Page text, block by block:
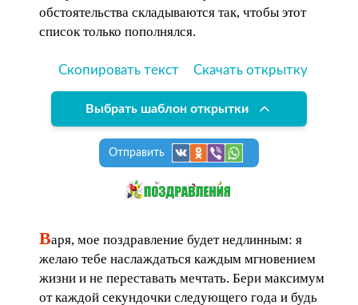
обстоятельства складываются так, чтобы этот
список только пополнялся.
Скопировать текст Скачать открытку
Выбрать шаблон открытки
Отправить
Варя, мое поздравление будет недлинным: я
желаю тебе наслаждаться каждым мгновением
жизни и не переставать мечтать. Бери максимум
от каждой секундочки следующего года и будь